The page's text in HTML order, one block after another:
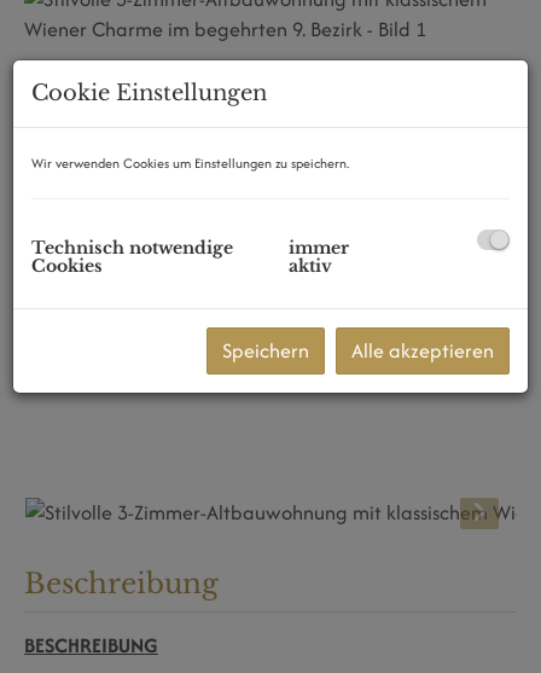
Beschreibung
BESCHREIBUNG
Cookie Einstellungen
Wir verwenden Cookies um Einstellungen zu speichern.
Technisch notwendige
Cookies
immer
aktiv
Speichern Alle akzeptieren